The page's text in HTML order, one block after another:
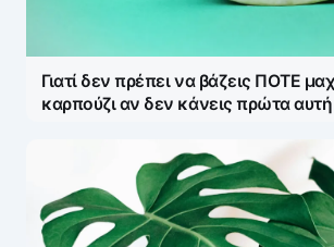
Γιατί δεν πρέπει να βάζεις ΠΟΤΕ
καρπούζι αν δεν κάνεις πρώτα